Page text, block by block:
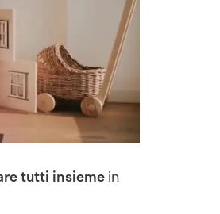
tutti insiemein